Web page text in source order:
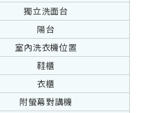
獨立洗面台
陽台
室內洗衣機位置
鞋櫃
衣櫃
附螢幕對講機